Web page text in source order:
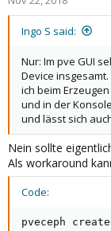
Ingo S said:
Nur: Im pve GUI
Device
ich beim
und in der
und lässt sich
Nein sollte
Als workaround
Code:
pveceph